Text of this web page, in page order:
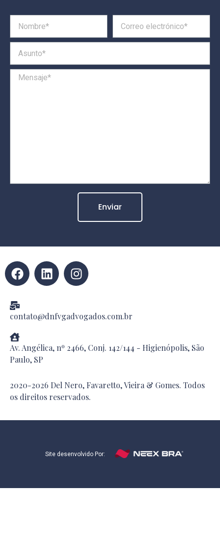
Enviar
contato@dnfvgadvogados.com.br
Av. Angélica, nº 2466, Conj. 142/144 - Higienópolis, São
Paulo, SP
2020-2026 Del Nero, Favaretto, Vieira & Gomes. Todos
os direitos reservados.
Site desenvolvido Por: